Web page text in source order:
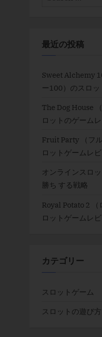
最近の投稿
Sweet Alchemy
ー100）のスロ
The Dog House
ロットのゲーム
Fruit Party （フ
ロットゲームレ
オンラインスロ
勝ち する戦略
Royal Potato 2
ロットゲームレ
カテゴリー
スロットゲーム
スロットの遊び方